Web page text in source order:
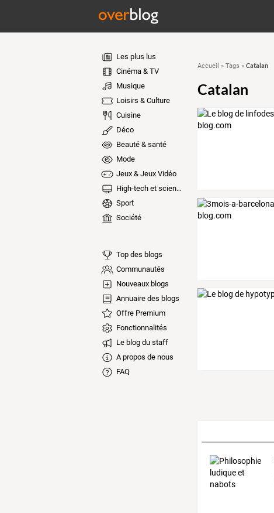
Les plus lus
Cinéma & TV
Musique
Loisirs & Culture
Cuisine
Déco
Beauté & santé
Mode
Jeux & Jeux Vidéo
High-tech et sciences
Sport
Société
Top des blogs
Communautés
Nouveaux blogs
Annuaire des blogs
Offre Premium
Fonctionnalités
Le blog du staff
A propos de nous
FAQ
Accueil » Tags » Catalan
Catalan